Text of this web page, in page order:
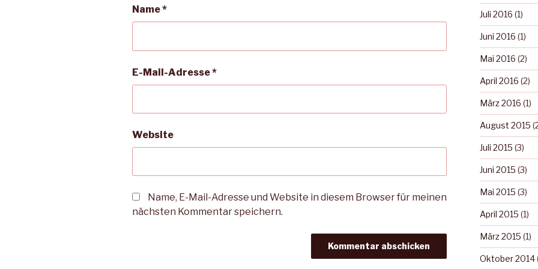
Name*
E-Mail-Adresse*
Website
Name, E-Mail-Adresse und Website in diesem Browser für meinen
nächsten Kommentar speichern.
Juli 2016 (1)
Juni 2016 (1)
Mai 2016 (2)
April 2016 (2)
März 2016 (1)
August 2015
Juli 2015 (3)
Juni 2015 (3)
Mai 2015 (3)
April 2015 (1)
März 2015 (1)
Oktober 2014